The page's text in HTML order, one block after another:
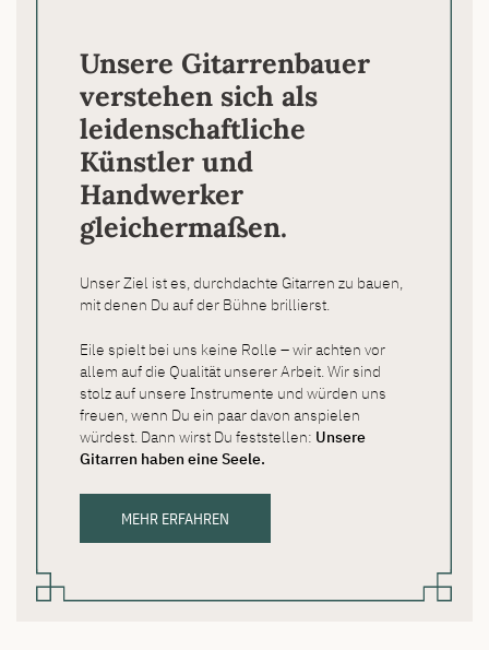
Unsere Gitarrenbauer
verstehen sich als
leidenschaftliche
Künstler und
Handwerker
gleichermaßen.
Unser Ziel ist es, durchdachte Gitarren zu bauen,
mit denen Du auf der Bühne brillierst.
Eile spielt bei uns keine Rolle – wir achten vor
allem auf die Qualität unserer Arbeit. Wir sind
stolz auf unsere Instrumente und würden uns
freuen, wenn Du ein paar davon anspielen
würdest. Dann wirst Du feststellen: Unsere
Gitarren haben eine Seele.
MEHR ERFAHREN